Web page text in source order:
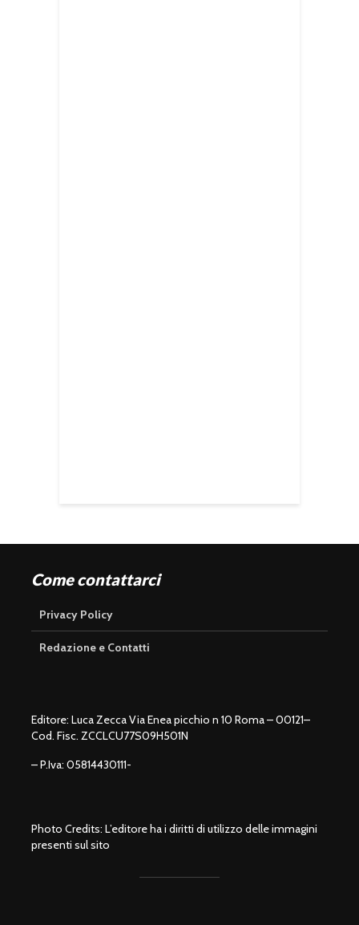
Come contattarci
Privacy Policy
Redazione e Contatti
Editore: Luca Zecca Via Enea picchio n 10 Roma – 00121–
Cod. Fisc. ZCCLCU77S09H501N
– P.Iva: 05814430111-
Photo Credits: L’editore ha i diritti di utilizzo delle immagini
presenti sul sito